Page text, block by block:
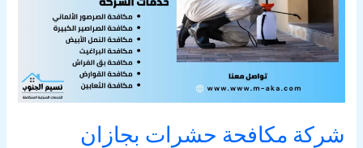
شركة مكافحة حشرات بجازان